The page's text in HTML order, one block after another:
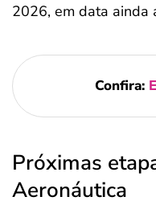
2026, em data ainda
Confira:
Próximas
Aeronáutica